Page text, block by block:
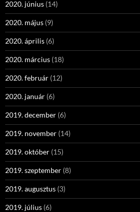
2020. június (14)
2020. május (9)
2020. április (6)
2020. március (18)
2020. február (12)
2020. január (6)
2019. december (6)
2019. november (14)
2019. október (15)
2019. szeptember (8)
2019. augusztus (3)
2019. július (6)